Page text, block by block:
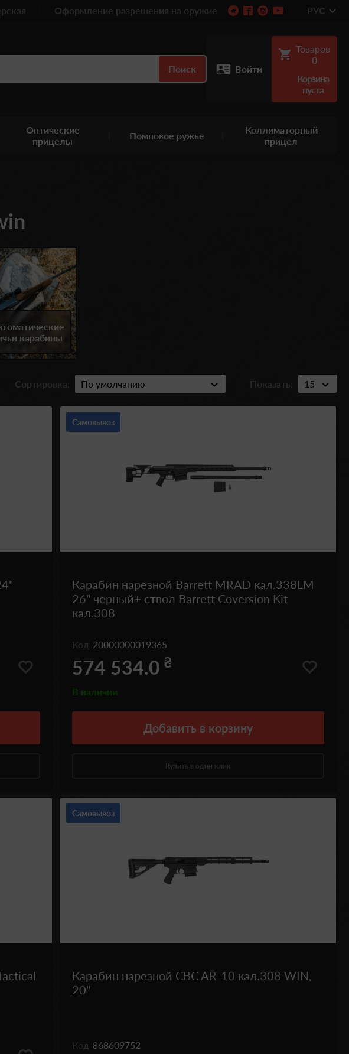
Оформление разрешения на оружие РУС
Поиск Войти
Товаров
0
Корзина
пуста
Оптические
прицелы
Помповое ружье
Коллиматорный
прицел
карабины
Сортировка: Показать:
Самовывоз
Карабин нарезной Barrett MRAD кал.338LM
26" черный+ ствол Barrett Coversion Kit
кал.308
Код 20000000019365
574 534.0 ₴
В наличии
Добавить в корзину
Купить в один клик
Самовывоз
Карабин нарезной СBC AR-10 кал.308 WIN,
20"
Код 868609752